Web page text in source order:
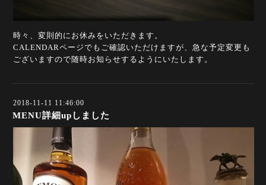
時々、変則的にお休みをいただきます。
CALENDARページでもご確認いただけますが、急な予定変更も
ございますので随時お知らせするようにいたします。
2018-11-11 11:46:00
MENU詳細upしました